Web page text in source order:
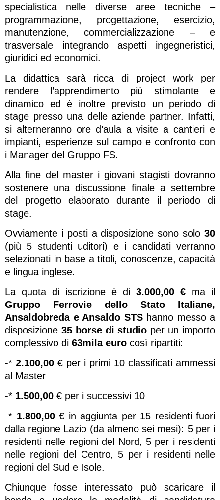
specialistica nelle diverse aree tecniche –
programmazione, progettazione, esercizio,
manutenzione, commercializzazione – e
trasversale integrando aspetti ingegneristici,
giuridici ed economici.
La didattica sarà ricca di project work per
rendere l’apprendimento più stimolante e
dinamico ed è inoltre previsto un periodo di
stage presso una delle aziende partner. Infatti,
si alterneranno ore d’aula a visite a cantieri e
impianti, esperienze sul campo e confronto con
i Manager del Gruppo FS.
Alla fine del master i giovani stagisti dovranno
sostenere una discussione finale a settembre
del progetto elaborato durante il periodo di
stage.
Ovviamente i posti a disposizione sono solo 30
(più 5 studenti uditori) e i candidati verranno
selezionati in base a titoli, conoscenze, capacità
e lingua inglese.
La quota di iscrizione è di 3.000,00 € ma il
Gruppo Ferrovie dello Stato Italiane,
Ansaldobreda e Ansaldo STShanno messo a
disposizione 35 borse di studio per un importo
complessivo di 63mila euro così ripartiti:
-* 2.100,00 € per i primi 10 classificati ammessi
al Master
-* 1.500,00 € per i successivi 10
-* 1.800,00€ in aggiunta per 15 residenti fuori
dalla regione Lazio (da almeno sei mesi): 5 per i
residenti nelle regioni del Nord, 5 per i residenti
nelle regioni del Centro, 5 per i residenti nelle
regioni del Sud e Isole.
Chiunque fosse interessato può scaricare il